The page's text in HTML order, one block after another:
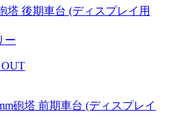
塔 後期車台 (ディスプレイ用
ー
砲塔 前期車台 (ディスプレイ